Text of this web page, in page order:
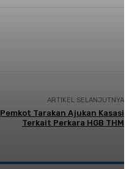
ARTIKEL SELANJUTNYA
Pemkot Tarakan Ajukan Kasasi
Terkait Perkara HGB THM